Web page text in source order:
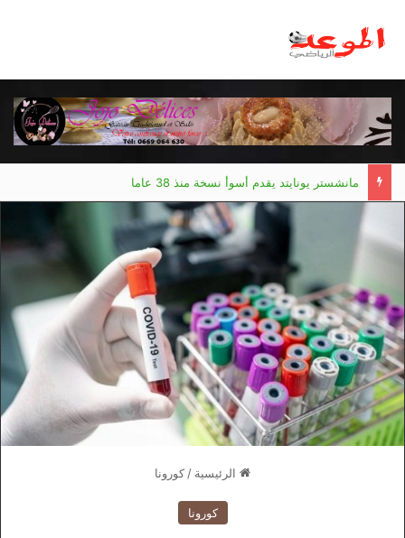
مانشستر يونايتد يقدم أسوأ نسخة منذ 38 عاما
الرئيسية / كورونا
كورونا